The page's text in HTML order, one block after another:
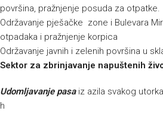
površina, pražnjenje posuda za otpatke.
Održavanje pješačke zone i Bulevara
otpadaka i pražnjenje korpica
Održavanje javnih i zelenih površina u
Sektor za zbrinjavanje napuštenih
Udomljavanje pasaiz azila svakog
h